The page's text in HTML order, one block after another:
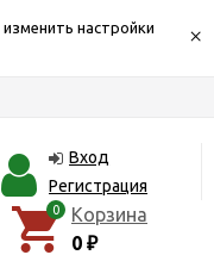
настройки
×
Вход
Регистрация
0
Корзина
0 ₽